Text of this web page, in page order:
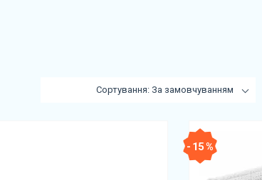
Сортування: За замовчуванням
- 15 %